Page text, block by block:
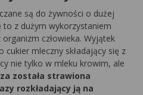
są do żywności o dużej
to z dużym wykorzystaniem
człowieka. Wyjątek
mleczny składający się z
nie tylko w mleku krowim, ale
została strawiona
rozkładający ją na